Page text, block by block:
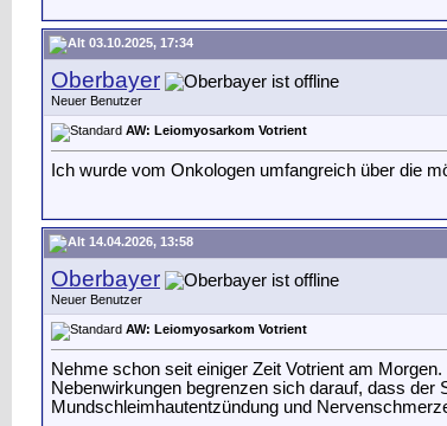
03.10.2025, 17:34
Oberbayer
Neuer Benutzer
AW: Leiomyosarkom Votrient
Ich wurde vom Onkologen umfangreich über die
14.04.2026, 13:58
Oberbayer
Neuer Benutzer
AW: Leiomyosarkom Votrient
Nehme schon seit einiger Zeit Votrient am
Nebenwirkungen begrenzen sich darauf, dass
Mundschleimhautentzündung und